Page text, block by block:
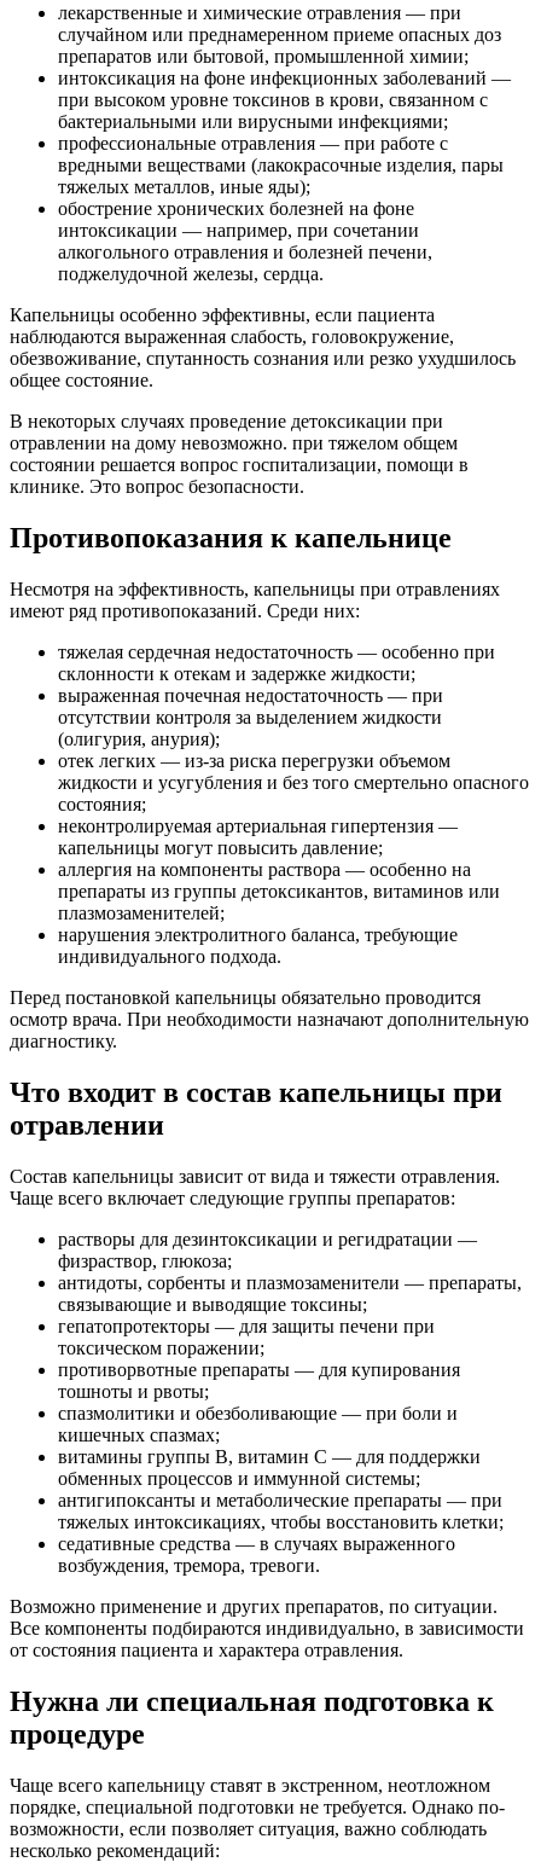
лекарственные и химические отравления — при
случайном или преднамеренном приеме опасных доз
препаратов или бытовой, промышленной химии;
интоксикация на фоне инфекционных заболеваний —
при высоком уровне токсинов в крови, связанном с
бактериальными или вирусными инфекциями;
профессиональные отравления — при работе с
вредными веществами (лакокрасочные изделия, пары
тяжелых металлов, иные яды);
обострение хронических болезней на фоне
интоксикации — например, при сочетании
алкогольного отравления и болезней печени,
поджелудочной железы, сердца.
Капельницы особенно эффективны, если пациента
наблюдаются выраженная слабость, головокружение,
обезвоживание, спутанность сознания или резко ухудшилось
общее состояние.
В некоторых случаях проведение детоксикации при
отравлении на дому невозможно. при тяжелом общем
состоянии решается вопрос госпитализации, помощи в
клинике. Это вопрос безопасности.
Противопоказания к капельнице
Несмотря на эффективность, капельницы при отравлениях
имеют ряд противопоказаний. Среди них:
тяжелая сердечная недостаточность — особенно при
склонности к отекам и задержке жидкости;
выраженная почечная недостаточность — при
отсутствии контроля за выделением жидкости
(олигурия, анурия);
отек легких — из-за риска перегрузки объемом
жидкости и усугубления и без того смертельно опасного
состояния;
неконтролируемая артериальная гипертензия —
капельницы могут повысить давление;
аллергия на компоненты раствора — особенно на
препараты из группы детоксикантов, витаминов или
плазмозаменителей;
нарушения электролитного баланса, требующие
индивидуального подхода.
Перед постановкой капельницы обязательно проводится
осмотр врача. При необходимости назначают дополнительную
диагностику.
Что входит в состав капельницы при
отравлении
Состав капельницы зависит от вида и тяжести отравления.
Чаще всего включает следующие группы препаратов:
растворы для дезинтоксикации и регидратации —
физраствор, глюкоза;
антидоты, сорбенты и плазмозаменители — препараты,
связывающие и выводящие токсины;
гепатопротекторы — для защиты печени при
токсическом поражении;
противорвотные препараты — для купирования
тошноты и рвоты;
спазмолитики и обезболивающие — при боли и
кишечных спазмах;
витамины группы B, витамин C — для поддержки
обменных процессов и иммунной системы;
антигипоксанты и метаболические препараты — при
тяжелых интоксикациях, чтобы восстановить клетки;
седативные средства — в случаях выраженного
возбуждения, тремора, тревоги.
Возможно применение и других препаратов, по ситуации.
Все компоненты подбираются индивидуально, в зависимости
от состояния пациента и характера отравления.
Нужна ли специальная подготовка к
процедуре
Чаще всего капельницу ставят в экстренном, неотложном
порядке, специальной подготовки не требуется. Однако по-
возможности, если позволяет ситуация, важно соблюдать
несколько рекомендаций: